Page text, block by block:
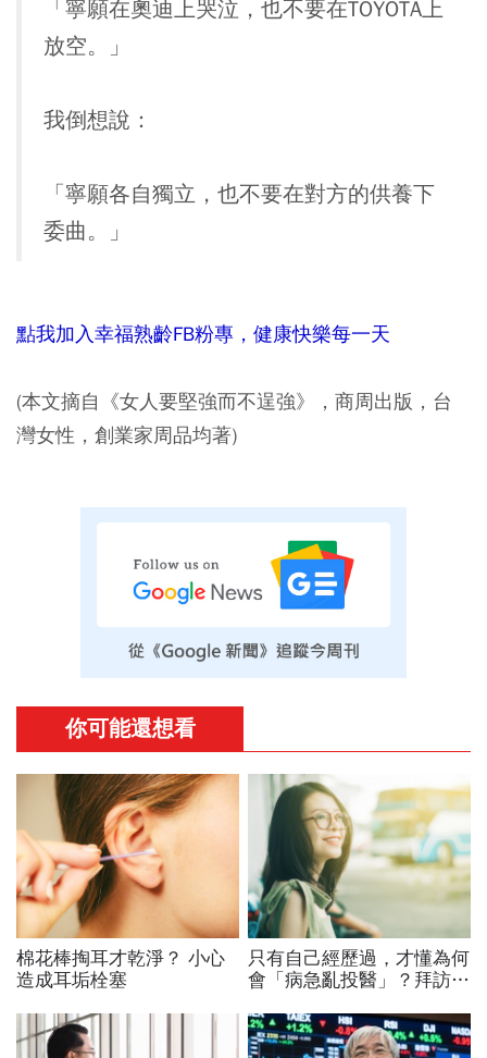
「寧願在奧迪上哭泣，也不要在TOYOTA上
放空。」
我倒想說：
「寧願各自獨立，也不要在對方的供養下
委曲。」
點我加入幸福熟齡FB粉專，健康快樂每一天
(本文摘自《女人要堅強而不逞強》，商周出版，台
灣女性，創業家周品均著)